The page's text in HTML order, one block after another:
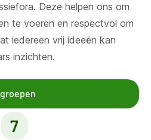
Deze helpen ons om
te voeren en respectvol om
iedereen vrij ideeën kan
inzichten.
7